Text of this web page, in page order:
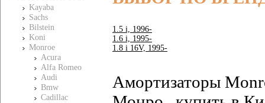
Kayaba
Sachs
Bilstein
Koni
Monroe
Acura
Alfa Romeo
Audi
Bmw
Cadillac
1.5 i, 1996-
1.6 i, 1995-
1.8 i 16V, 1995-
Амортизаторы